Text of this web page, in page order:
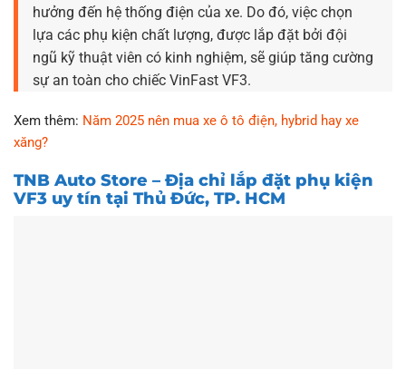
hưởng đến hệ thống điện của xe. Do đó, việc chọn
lựa các phụ kiện chất lượng, được lắp đặt bởi đội
ngũ kỹ thuật viên có kinh nghiệm, sẽ giúp tăng cường
sự an toàn cho chiếc VinFast VF3.
Xem thêm: Năm 2025 nên mua xe ô tô điện, hybrid hay xe
xăng?
TNB Auto Store – Địa chỉ lắp đặt phụ kiện
VF3 uy tín tại Thủ Đức, TP. HCM